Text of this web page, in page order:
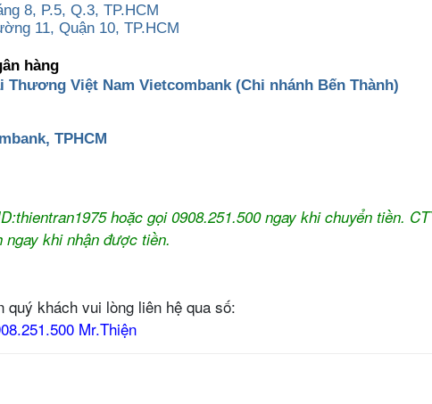
8, P.5, Q.3, TP.HCM
11, Quận 10, TP.HCM
hàng
Thương Việt Nam Vietcombank (Chi nhánh Bến Thành)
TPHCM
hoặc gọi 0908.251.500 ngay khi chuyển tiền.
khi nhận được tiền.
khách vui lòng liên hệ qua số:
Mr.Thiện